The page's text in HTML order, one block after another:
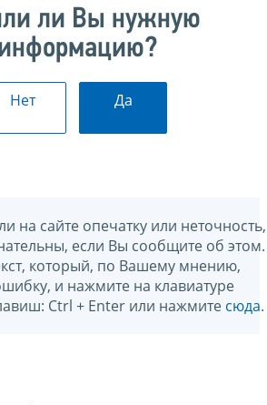
ли Вы нужную
Нет Да
на сайте опечатку или неточность,
если Вы сообщите об этом.
который, по Вашему мнению,
и нажмите на клавиатуре
Ctrl + Enter или нажмите сюда.